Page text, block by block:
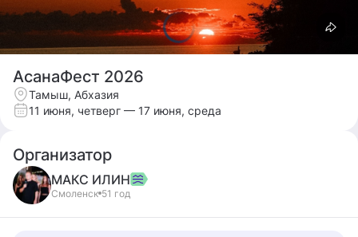
АсанаФест 2026
Тамыш, Абхазия
11 июня, четверг — 17 июня, среда
Организатор
МАКС ИЛИН
Смоленск 51 год